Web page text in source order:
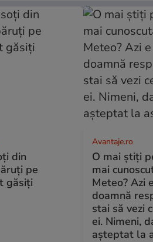
din
pe
găsiți
Avantaje.ro
O mai știți
mai
Meteo? Azi
doamnă
stai să vezi
ei. Nimeni,
așteptat la